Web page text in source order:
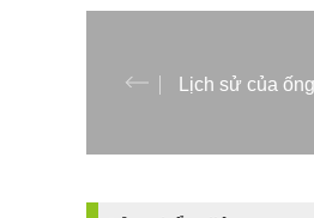
Lịch sử của